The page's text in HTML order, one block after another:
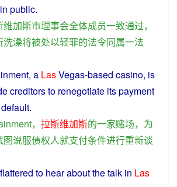
in public.
维加斯市理事会全体成员一致通过，
洗澡将被处以轻罪的法令同属一法
a LasVegas-based casino, is
creditorsto renegotiate itspayment
default.
， 拉斯维加斯的一家赌场， 为
图说服债权人就支付条件进行重新谈
flattered to hearabout thetalk in Las